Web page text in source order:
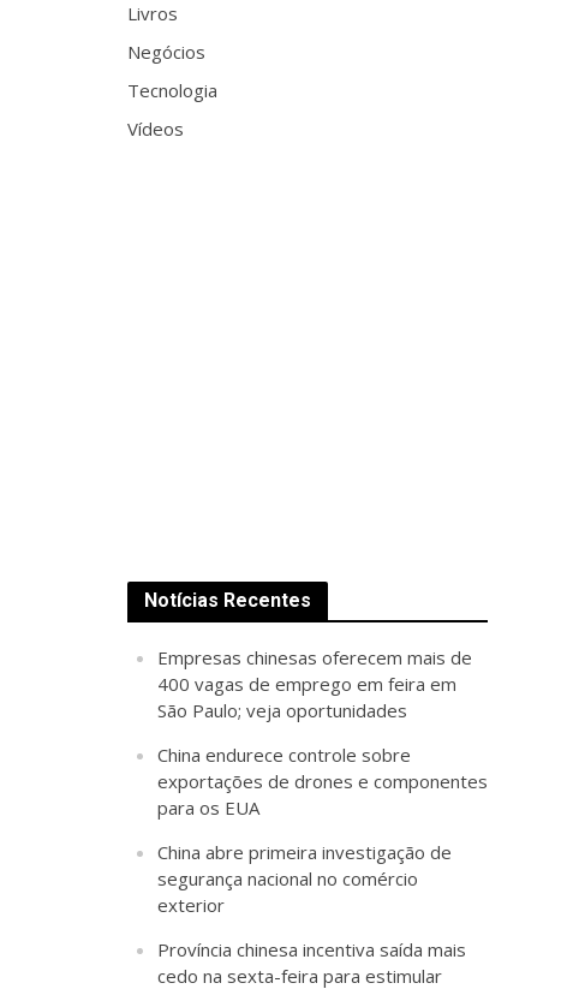
Livros
Negócios
Tecnologia
Vídeos
Notícias Recentes
Empresas chinesas oferecem mais de
400 vagas de emprego em feira em
São Paulo; veja oportunidades
China endurece controle sobre
exportações de drones e componentes
para os EUA
China abre primeira investigação de
segurança nacional no comércio
exterior
Província chinesa incentiva saída mais
cedo na sexta-feira para estimular